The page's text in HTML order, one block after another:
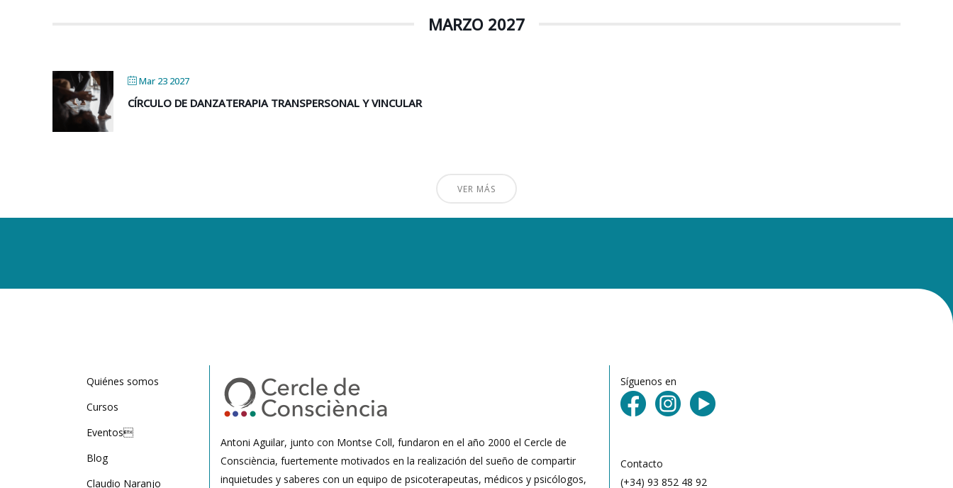
MARZO 2027
Mar 23 2027
CÍRCULO DE DANZATERAPIA TRANSPERSONAL Y VINCULAR
VER MÁS
Quiénes somos
Cursos
Eventos
Blog
Claudio Naranjo
Antoni Aguilar, junto con Montse Coll, fundaron en el año 2000 el Cercle de
Consciència, fuertemente motivados en la realización del sueño de compartir
inquietudes y saberes con un equipo de psicoterapeutas, médicos y psicólogos,
Síguenos en
Contacto
(+34) 93 852 48 92